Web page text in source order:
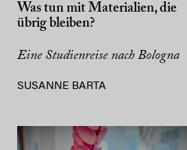
Was tun mit Materialien, die
übrig bleiben?
Eine Studienreise nach Bologna
SUSANNE BARTA